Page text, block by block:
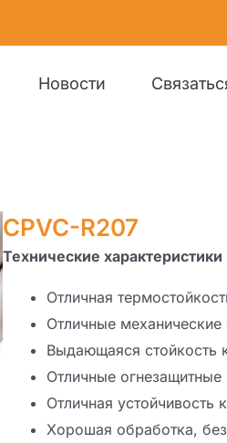
Новости
CPVC-R207
Технические характеристики
Отличная
Отличные
Выдающаяся стойкость
Отличные
Отличная
Хорошая обработка,